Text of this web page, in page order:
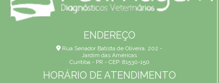
ENDEREÇO
Rua Senador Batista de Oliveira, 202 -
Jardim das Américas
Curitiba - PR - CEP: 81530-150
HORÁRIO DE ATENDIMENTO